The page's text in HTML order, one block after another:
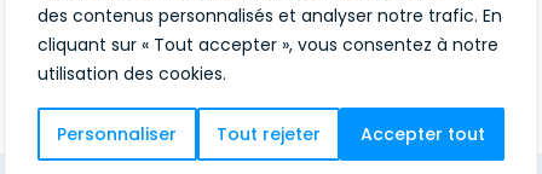
des contenus personnalisés et analyser notre trafic. En
cliquant sur « Tout accepter », vous consentez à notre
utilisation des cookies.
Personnaliser Tout rejeter Accepter tout